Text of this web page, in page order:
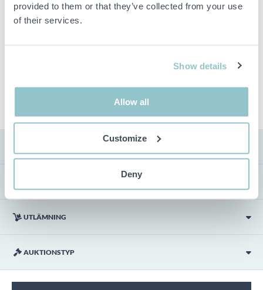
provided to them or that they’ve collected from your use
of their services.
Show details
Allow all
Customize
Deny
UTLÄMNING
AUKTIONSTYP
objekt. Eventuella avvikelser från likvärdiga begagnade varor
beskrivs under sektionen Anmärkningar i beskrivningen på
efter bästa möjliga förmåga men är ej bindande i detalj.
ingår ej i objektet om detta inte är angett i beskrivningen.